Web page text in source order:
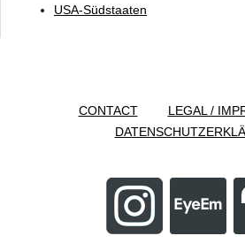
USA-Südstaaten
CONTACT
LEGAL /